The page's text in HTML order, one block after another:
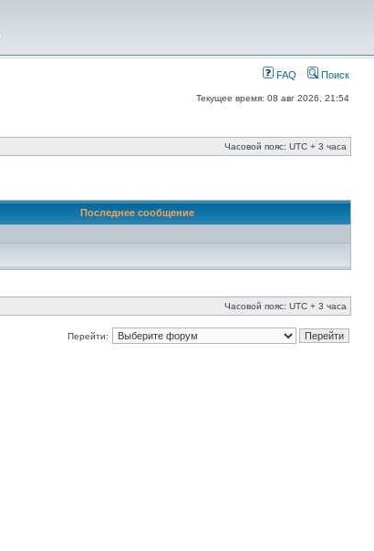
FAQ Поиск
Текущее время: 08 авг 2026, 21:54
Часовой пояс: UTC + 3 часа
Последнее сообщение
Часовой пояс: UTC + 3 часа
Перейти: